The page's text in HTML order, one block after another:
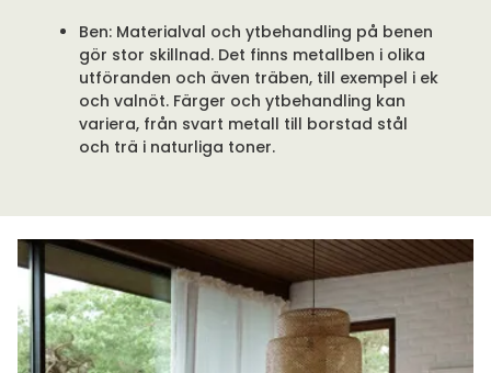
Ben: Materialval och ytbehandling på benen
gör stor skillnad. Det finns metallben i olika
utföranden och även träben, till exempel i ek
och valnöt. Färger och ytbehandling kan
variera, från svart metall till borstad stål
och trä i naturliga toner.